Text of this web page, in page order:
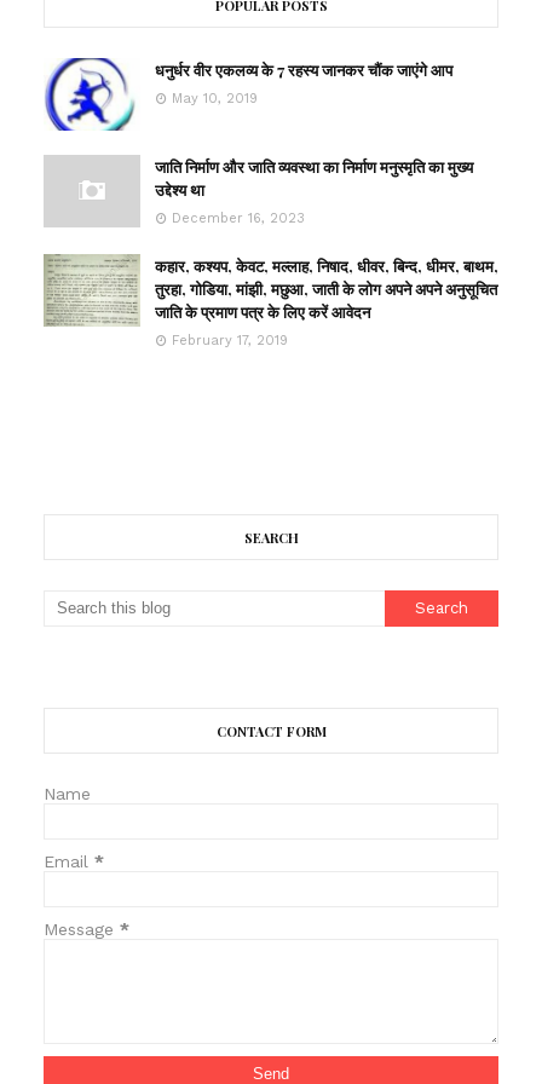
POPULAR POSTS
धनुर्धर वीर एकलव्य के 7 रहस्य जानकर चौंक जाएंगे आप
May 10, 2019
जाति निर्माण और जाति व्यवस्था का निर्माण मनुस्मृति का मुख्य
उद्देश्य था
December 16, 2023
कहार, कश्यप, केवट, मल्लाह, निषाद, धीवर, बिन्द, धीमर, बाथम,
तुरहा, गोडिया, मांझी, मछुआ, जाती के लोग अपने अपने अनुसूचित
जाति के प्रमाण पत्र के लिए करें आवेदन
February 17, 2019
SEARCH
CONTACT FORM
Name
Email *
Message *